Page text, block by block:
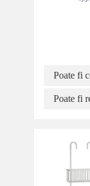
Poate fi
Poate fi